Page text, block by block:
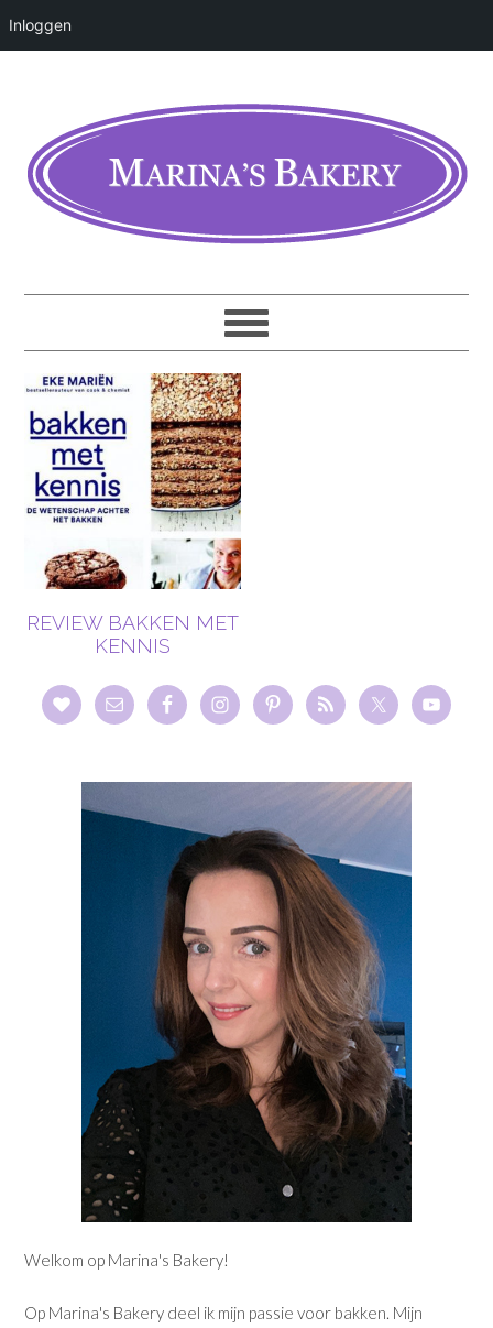
Inloggen
REVIEW BAKKEN MET
KENNIS
Welkom op Marina's Bakery!
Op Marina's Bakery deel ik mijn passie voor bakken. Mijn